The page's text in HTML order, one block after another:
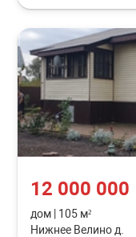
12 000 000
дом
105 м²
Нижнее Велино д.